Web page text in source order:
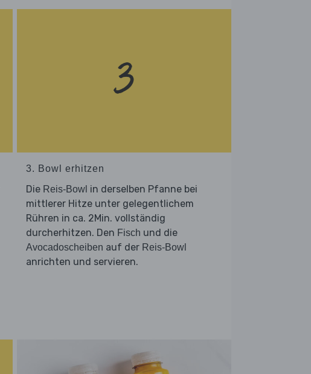
3. Bowl erhitzen
Die Reis-Bowl in derselben Pfanne bei
mittlerer Hitze unter gelegentlichem
Rühren in ca. 2Min. vollständig
durcherhitzen. Den Fisch und die
Avocadoscheiben auf der Reis-Bowl
anrichten und servieren.